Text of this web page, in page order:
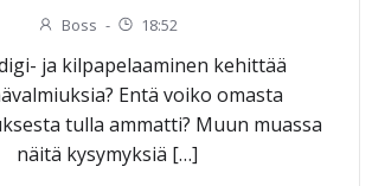
Boss - 18:52
ja kilpapelaaminen kehittää
Entä voiko omasta
tulla ammatti? Muun muassa
näitä kysymyksiä […]